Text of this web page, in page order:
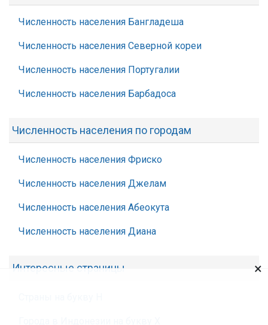
Численность населения Бангладеша
Численность населения Северной кореи
Численность населения Португалии
Численность населения Барбадоса
Численность населения по городам
Численность населения Фриско
Численность населения Джелам
Численность населения Абеокута
Численность населения Диана
Интересные страницы ×